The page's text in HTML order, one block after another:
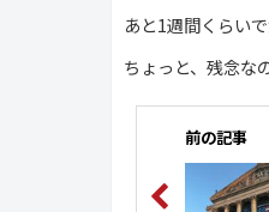
あと1週間くらい
ちょっと、残念な
前の記事